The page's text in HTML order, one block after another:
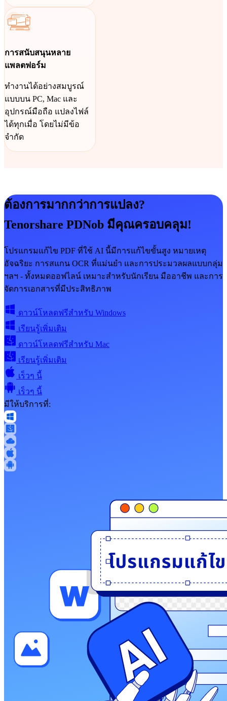
การสนับสนุนหลาย
แพลตฟอร์ม
ทำงานได้อย่างสมบูรณ์
แบบบน PC, Mac และ
อุปกรณ์มือถือ แปลงไฟล์
ได้ทุกเมื่อ โดยไม่มีข้อ
จำกัด
ต้องการมากกว่าการแปลง?
Tenorshare PDNob มีคุณครอบคลุม!
โปรแกรมแก้ไข PDF ที่ใช้ AI นี้มีการแก้ไขขั้นสูง หมายเหตุ
อัจฉริยะ การสแกน OCR ที่แม่นยำ และการประมวลผลแบบกลุ่ม
ฯลฯ - ทั้งหมดออฟไลน์ เหมาะสำหรับนักเรียน มืออาชีพ และการ
จัดการเอกสารที่มีประสิทธิภาพ
ดาวน์โหลดฟรีสำหรับ Windows
เรียนรู้เพิ่มเติม
ดาวน์โหลดฟรีสำหรับ Mac
เรียนรู้เพิ่มเติม
เร็วๆ นี้
เร็วๆ นี้
มีให้บริการที่: